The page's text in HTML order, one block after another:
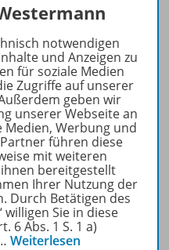
notwendigen
und Anzeigen zu
für soziale Medien
Zugriffe auf unserer
geben wir
unserer Webseite an
Werbung und
führen diese
mit weiteren
bereitgestellt
Ihrer Nutzung der
Durch Betätigen des
willigen Sie in diese
6 Abs. 1 S. 1 a)
Weiterlesen